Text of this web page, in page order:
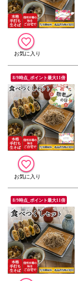
8/9時点_ポイント最大11倍
8/9時点_ポイント最大11倍